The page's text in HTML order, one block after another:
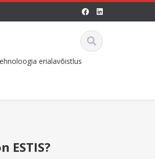
erialavõistlus
ESTIS?